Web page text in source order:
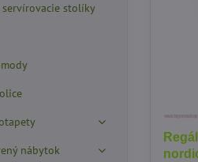
servírovacie stolíky
nábytok